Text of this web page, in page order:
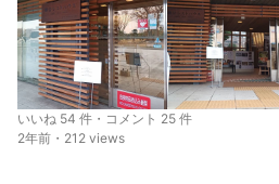
いいね 54 件・コメント 25 件
2年前・212 views